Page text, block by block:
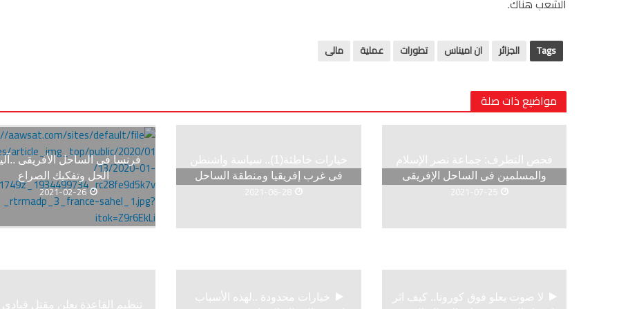
Tags الجزائر ان اميناس تطورات عملية مالى
مواضيع ذات صلة
فحص التطرف: جماعة نصر الإسلام
والمسلمين فى الساحل الإفريقى
2021-07-25
خيارات خاطئة(1).. سياسة واشنطن
فى غرب إفريقيا ومنطقة الساحل
2021-06-28
فرنسا فى الساحل الأفريقى
الحل وتفكيك الصراع
2021-02-26
لا صوت يعلو فوق كورونا.. كيف اثر
خيارات محدودة ..لهذه الأسباب
تنظيم القاعدة يعلن مقتل